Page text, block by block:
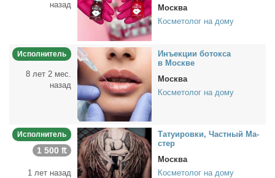
назад
Москва
Косметолог на дому
Исполнитель
8 лет 2 мес.
назад
Инъ­ек­ции бо­ток­са
в Москве
Москва
Косметолог на дому
Исполнитель
1 500 ₶
1 лет назад
Та­ту­и­ров­ки, Част­ный Ма­
стер
Москва
Косметолог на дому